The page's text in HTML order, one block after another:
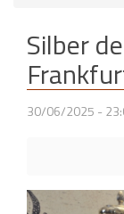
Silber
30/06/2025 -